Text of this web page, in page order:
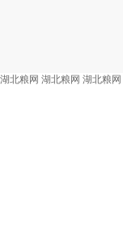
湖北粮网 湖北粮网 湖北粮网